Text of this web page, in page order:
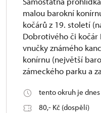
malou barokní
kočárů z 19. století
Dobrotivého či
vnučky známého
konírnu (největší
zámeckého parku a
tento okruh je
80,- Kč (dospělí)